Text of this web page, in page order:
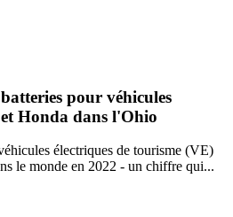
pour véhicules
Honda dans l'Ohio
électriques de tourisme (VE)
le monde en 2022 - un chiffre qui...